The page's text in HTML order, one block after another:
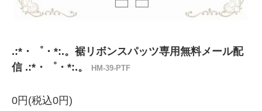
.:*・゜・*:.。裾リボンスパッツ専用無料メール配
信 .:*・゜・*:.。
HM-39-PTF
0円(税込0円)